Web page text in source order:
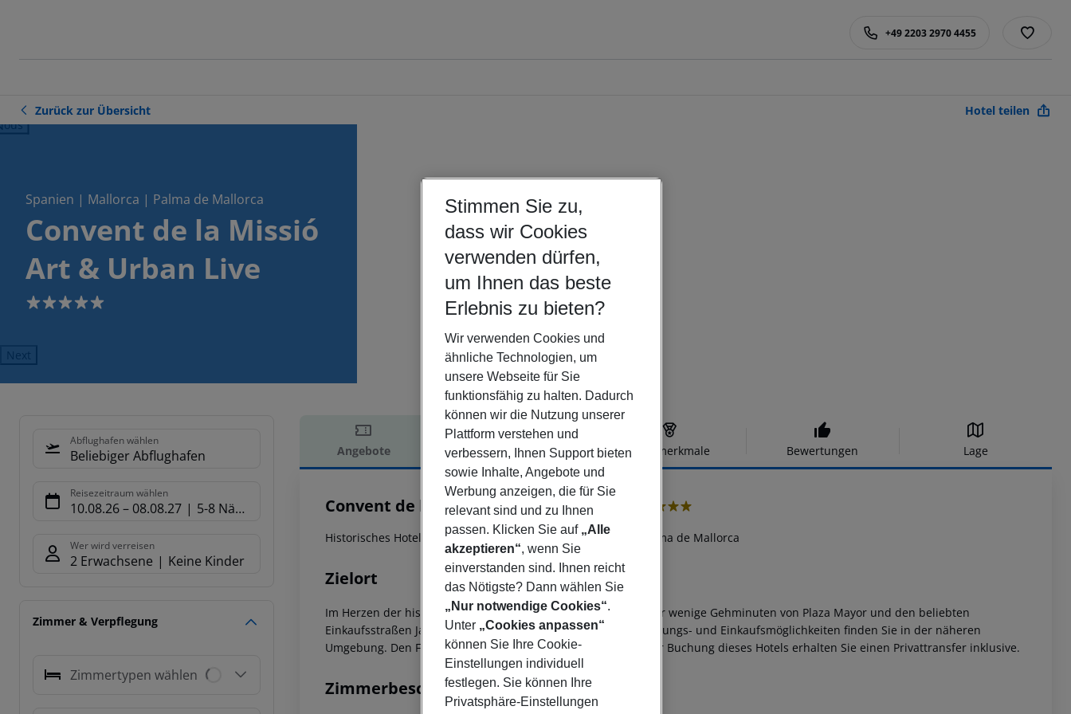
+49 2203 2970 4455
Zurück zur Übersicht Hotel teilen
Spanien | Mallorca | Palma de Mallorca
Convent de la Missió
Art & Urban Live
5
Next
Abflughafen wählen
Beliebiger Abflughafen
Reisezeitraum wählen
10.08.26– 08.08.27 5-8 Nächte
Wer wird verreisen
2 Erwachsene Keine Kinder
Zimmer & Verpflegung
Zimmertypen wählen
Angebote Hotelbeschreibung Hotelmerkmale Bewertungen Lage
Hotelbeschreibung
Convent de la Missió Art & Urban Live
Historisches Hotel im Herzen der historischen Altstadt von Palma de Mallorca
Zielort
Im Herzen der historischen Altstadt von Palma de Mallorca, nur wenige Gehminuten von Plaza Mayor und den beliebten
Einkaufsstraßen Jaime III, Born und Olms. Zahlreiche Unterhaltungs- und Einkaufsmöglichkeiten finden Sie in der näheren
Umgebung. Den Flughafen erreichen Sie nach ca. 8 km. Bei der Buchung dieses Hotels erhalten Sie einen Privattransfer inklusive.
Zimmerbeschreibung
Stimmen Sie zu,
dass wir Cookies
verwenden dürfen,
um Ihnen das beste
Erlebnis zu bieten?
Wir verwenden Cookies und
ähnliche Technologien, um
unsere Webseite für Sie
funktionsfähig zu halten. Dadurch
können wir die Nutzung unserer
Plattform verstehen und
verbessern, Ihnen Support bieten
sowie Inhalte, Angebote und
Werbung anzeigen, die für Sie
relevant sind und zu Ihnen
passen. Klicken Sie auf „Alle
akzeptieren“, wenn Sie
einverstanden sind. Ihnen reicht
das Nötigste? Dann wählen Sie
„Nur notwendige Cookies“.
Unter „Cookies anpassen“
können Sie Ihre Cookie-
Einstellungen individuell
festlegen. Sie können Ihre
Privatsphäre-Einstellungen